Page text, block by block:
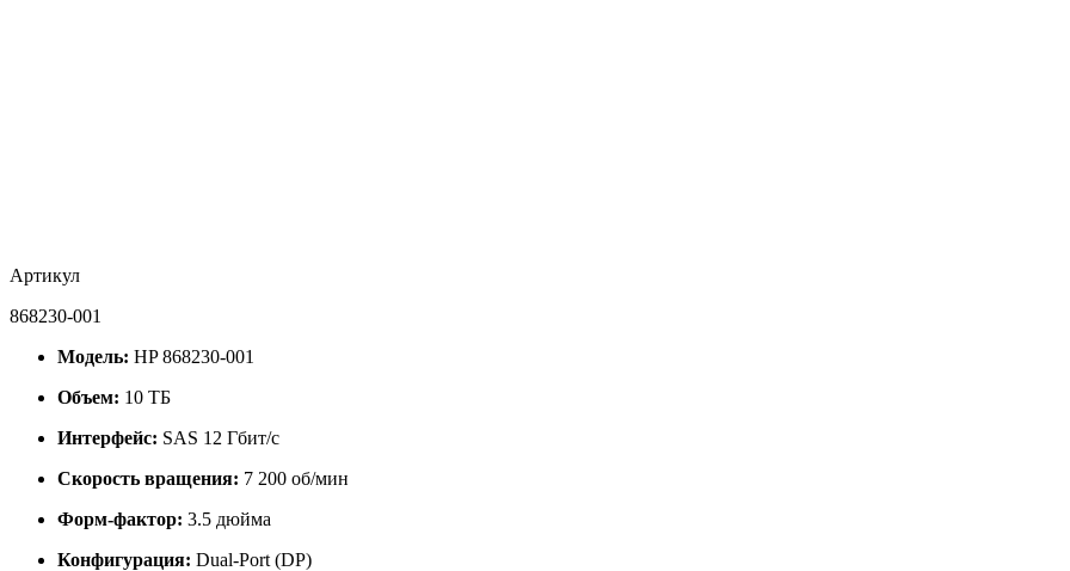
Артикул
868230-001
Модель: HP 868230-001
Объем: 10 ТБ
Интерфейс: SAS 12 Гбит/с
Скорость вращения: 7 200 об/мин
Форм-фактор: 3.5 дюйма
Конфигурация: Dual-Port (DP)